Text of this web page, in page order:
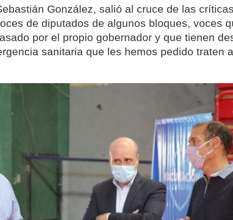
González, salió al cruce de las
de diputados de algunos bloques, voces
por el propio gobernador y que tienen
sanitaria que les hemos pedido traten